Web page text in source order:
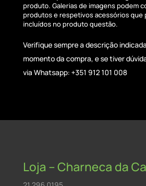
produto. Galerias de imagens podem
produtos e respetivos acessórios que
incluídos no produto questão.
Verifique sempre a descrição
momento da compra, e se tiver
via Whatsapp: +351 912 101 008
Loja – Charneca da